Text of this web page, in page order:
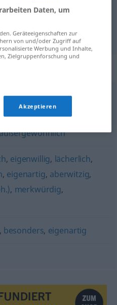
eigentümlichdat
,obskur,ominös (geh.)
(unerklärlich)
, eigenwillig, lächerlich,
, eigenartig, aberwitzig,
, merkwürdig,
, besonders, eigenartig
Daten, um
Geräteeigenschaften zur
von und/oder Zugriff auf
Werbung und Inhalte,
Zielgruppenforschung und
Akzeptieren